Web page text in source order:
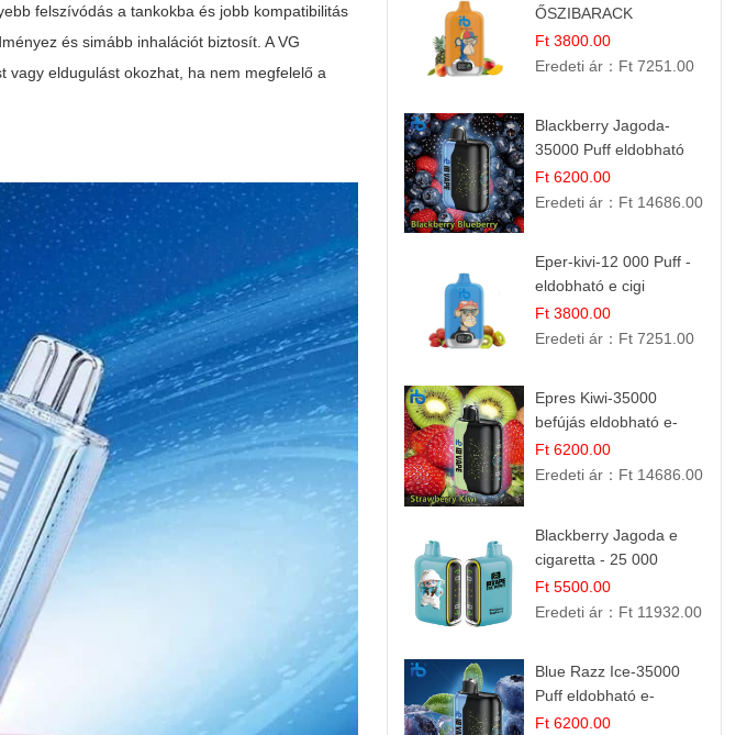
felszívódás a tankokba és jobb kompatibilitás
és simább inhalációt biztosít. A VG
vagy eldugulást okozhat, ha nem megfelelő a
ŐSZIBARACK
elektromos cigi – 12
000 befújás
Ft 3800.00
Eredeti ár： Ft 7251.00
Blackberry Jagoda-
35000 Puff eldobható
vape
Ft 6200.00
Eredeti ár： Ft 14686.00
Eper-kivi-12 000 Puff -
eldobható e cigi
Ft 3800.00
Eredeti ár： Ft 7251.00
Epres Kiwi-35000
befújás eldobható e-
cigaretta
Ft 6200.00
Eredeti ár： Ft 14686.00
Blackberry Jagoda e
cigaretta - 25 000
szívás
Ft 5500.00
Eredeti ár： Ft 11932.00
Blue Razz Ice-35000
Puff eldobható e-
cigaretta
Ft 6200.00